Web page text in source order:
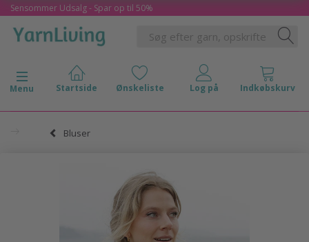
Sensommer Udsalg - Spar op til 50%
Skifte navigation
Menu
Bluser